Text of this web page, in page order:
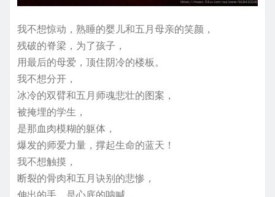
我不想惊动，熟睡的婴儿和五月母亲的笑颜，
残破的脊梁，为了孩子，
用最后的母爱，顶住阴冷的楼板。
我不想分开，
冰冷的双臂和五月师魂悲壮的图案，
被掩埋的学生，
是那血肉模糊的躯体，
爆发的师爱力量，撑起生命的蓝天！
我不想触摸，
断裂的骨肉和五月诀别的悲惨，